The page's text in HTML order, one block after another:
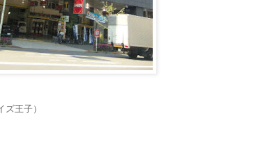
王子）